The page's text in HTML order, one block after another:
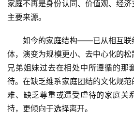
家庭不再是身份认同、价值观、经
主要来源。
如今的家庭结构——已从相互联
体，演变为规模更小、去中心化的
兄弟姐妹过去在相处中所遵循的那
待。在缺乏维系家庭团结的文化规范
难、缺乏尊重或遭受虐待的家庭关
持，更倾向于选择离开。